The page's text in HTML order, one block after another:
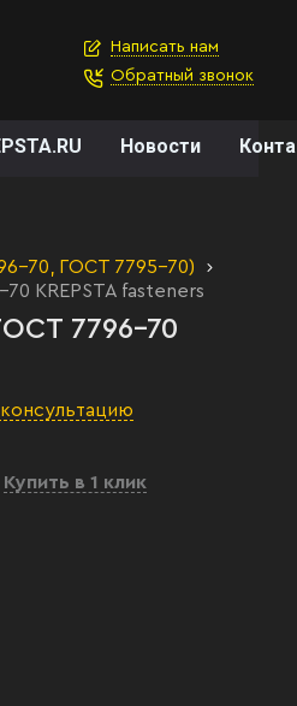
Написать нам
Обратный звонок
Новости
70, ГОСТ 7795-70)
KREPSTA fasteners
7796-70
Купить в 1 клик